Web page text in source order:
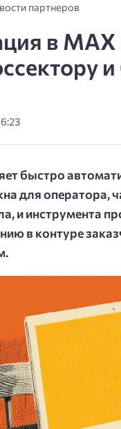
партнеров
в MAX
быстро
для оператора,
и инструмента
в контуре